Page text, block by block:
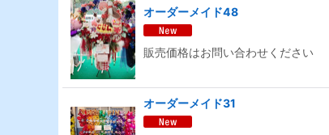
オーダーメイド48
販売価格はお問い合わせください
オーダーメイド31